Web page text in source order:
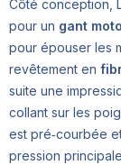
Côté conception,
pour un gant
pour épouser les
revêtement en
suite une
collant sur les
est pré‑courbée
pression